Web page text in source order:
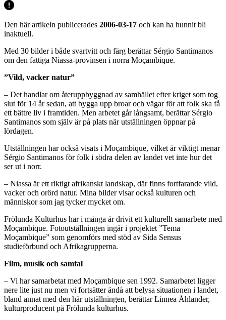
Den här artikeln publicerades 2006-03-17 och kan ha hunnit bli
inaktuell.
Med 30 bilder i både svartvitt och färg berättar Sérgio Santimanos
om den fattiga Niassa-provinsen i norra Moçambique.
”Vild, vacker natur”
– Det handlar om återuppbyggnad av samhället efter kriget som tog
slut för 14 år sedan, att bygga upp broar och vägar för att folk ska få
ett bättre liv i framtiden. Men arbetet går långsamt, berättar Sérgio
Santimanos som själv är på plats när utställningen öppnar på
lördagen.
Utställningen har också visats i Moçambique, vilket är viktigt menar
Sérgio Santimanos för folk i södra delen av landet vet inte hur det
ser ut i norr.
– Niassa är ett riktigt afrikanskt landskap, där finns fortfarande vild,
vacker och orörd natur. Mina bilder visar också kulturen och
människor som jag tycker mycket om.
Frölunda Kulturhus har i många år drivit ett kulturellt samarbete med
Moçambique. Fotoutställningen ingår i projektet ”Tema
Moçambique” som genomförs med stöd av Sida Sensus
studieförbund och Afrikagrupperna.
Film, musik och samtal
– Vi har samarbetat med Moçambique sen 1992. Samarbetet ligger
nere lite just nu men vi fortsätter ändå att belysa situationen i landet,
bland annat med den här utställningen, berättar Linnea Åhlander,
kulturproducent på Frölunda kulturhus.